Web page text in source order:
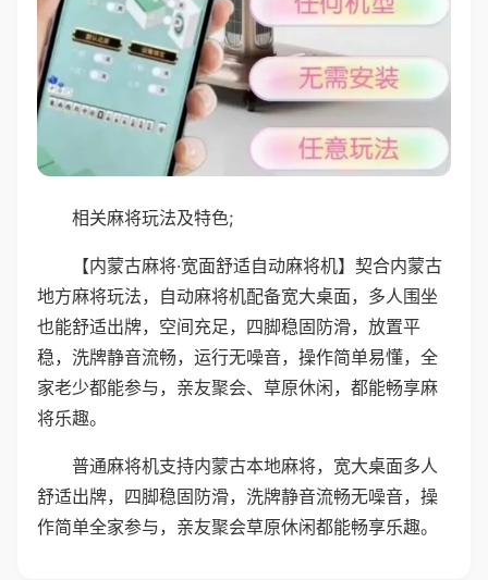
相关麻将玩法及特色;
【内蒙古麻将·宽面舒适自动麻将机】契合内蒙古
地方麻将玩法，自动麻将机配备宽大桌面，多人围坐
也能舒适出牌，空间充足，四脚稳固防滑，放置平
稳，洗牌静音流畅，运行无噪音，操作简单易懂，全
家老少都能参与，亲友聚会、草原休闲，都能畅享麻
将乐趣。
普通麻将机支持内蒙古本地麻将，宽大桌面多人
舒适出牌，四脚稳固防滑，洗牌静音流畅无噪音，操
作简单全家参与，亲友聚会草原休闲都能畅享乐趣。